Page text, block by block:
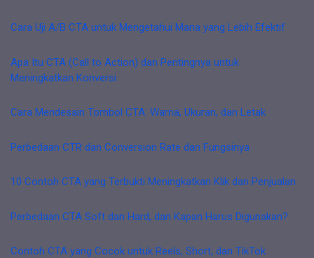
Cara Uji A/B CTA untuk Mengetahui Mana yang Lebih Efektif
Apa Itu CTA (Call to Action) dan Pentingnya untuk
Meningkatkan Konversi
Cara Mendesain Tombol CTA: Warna, Ukuran, dan Letak
Perbedaan CTR dan Conversion Rate dan Fungsinya
10 Contoh CTA yang Terbukti Meningkatkan Klik dan Penjualan
Perbedaan CTA Soft dan Hard, dan Kapan Harus Digunakan?
Contoh CTA yang Cocok untuk Reels, Short, dan TikTok